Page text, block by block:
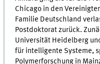
Chicago in den
Familie Deutschland
Postdoktorat zurück.
Universität Heidelberg
für intelligente Systeme,
Polymerforschung in